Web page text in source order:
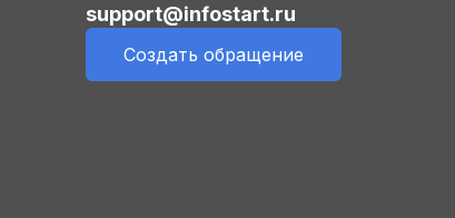
support@infostart.ru
Создать обращение